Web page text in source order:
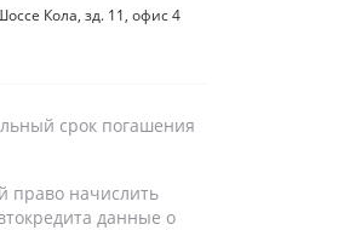
Кола, зд. 11, офис 4
срок погашения
право начислить
данные о